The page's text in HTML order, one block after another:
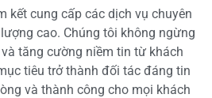
kết cung cấp các dịch vụ chuyên
cao. Chúng tôi không ngừng
tăng cường niềm tin từ khách
tiêu trở thành đối tác đáng tin
và thành công cho mọi khách